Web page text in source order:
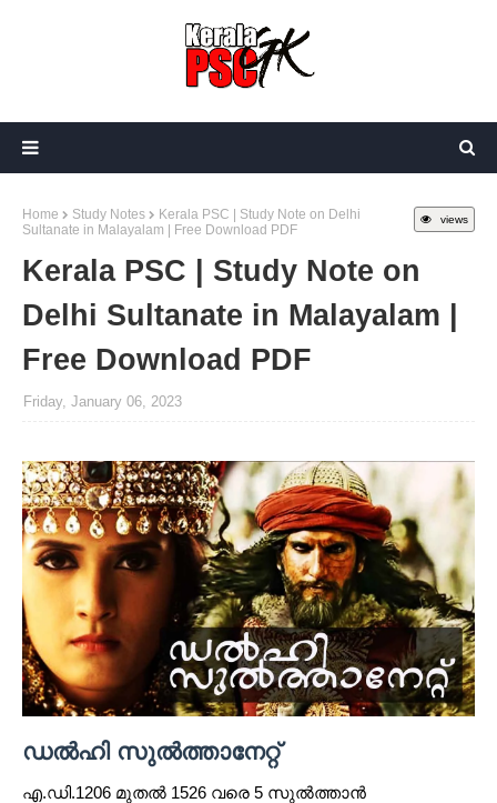
views
Home Study Notes
Kerala PSC | Study Note on Delhi
Sultanate in Malayalam | Free Download PDF
Kerala PSC | Study Note on
Delhi Sultanate in Malayalam |
Free Download PDF
Friday, January 06, 2023
ഡൽഹി സുൽത്താനേറ്റ്
എ.ഡി.1206 മുതൽ 1526 വരെ 5 സുൽത്താൻ